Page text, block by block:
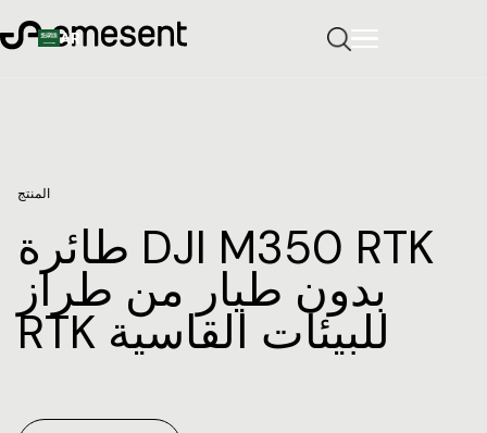
المنتج
طائرة DJI M350 RTK
بدون طيار من طراز
RTK للبيئات القاسية
AR